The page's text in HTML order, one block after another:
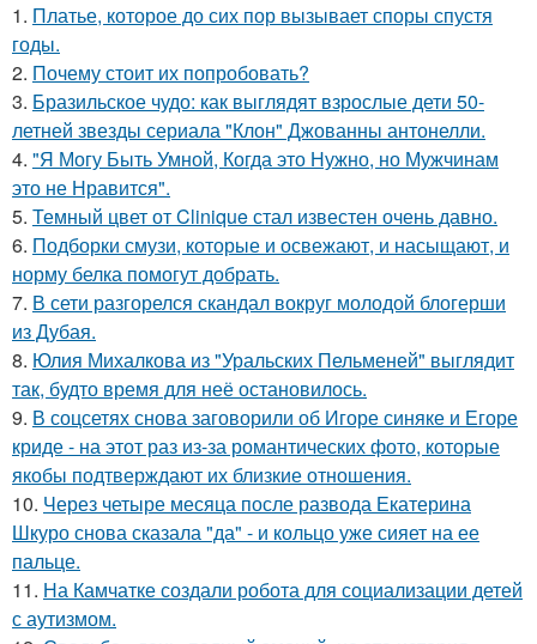
1. Платье, которое до сих пор вызывает споры спустя
годы.
2. Почему стоит их попробовать?
3. Бразильское чудо: как выглядят взрослые дети 50-
летней звезды сериала "Клон" Джованны антонелли.
4. "Я Могу Быть Умной, Когда это Нужно, но Мужчинам
это не Нравится".
5. Темный цвет от Clinique стал известен очень давно.
6. Подборки смузи, которые и освежают, и насыщают, и
норму белка помогут добрать.
7. В сети разгорелся скандал вокруг молодой блогерши
из Дубая.
8. Юлия Михалкова из "Уральских Пельменей" выглядит
так, будто время для неё остановилось.
9. В соцсетях снова заговорили об Игоре синяке и Егоре
криде - на этот раз из-за романтических фото, которые
якобы подтверждают их близкие отношения.
10. Через четыре месяца после развода Екатерина
Шкуро снова сказала "да" - и кольцо уже сияет на ее
пальце.
11. На Камчатке создали робота для социализации детей
с аутизмом.